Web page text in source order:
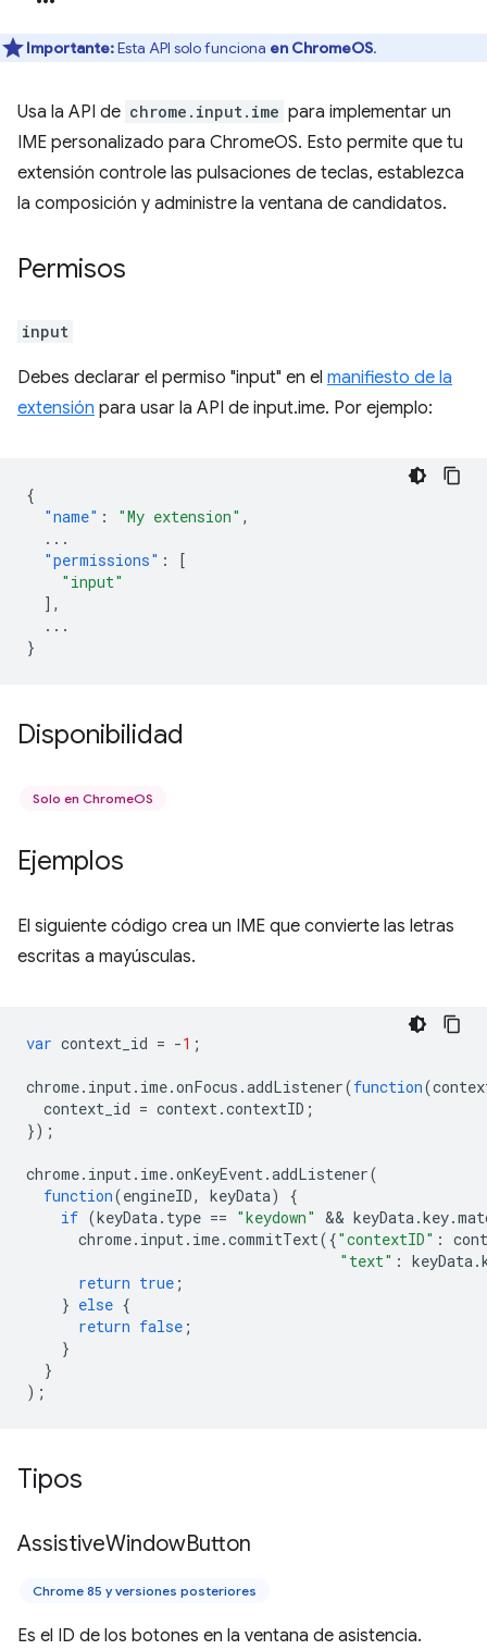
Importante:Esta API solo funciona en ChromeOS.
Usa la API de chrome.input.ime para implementar un
IME personalizado para ChromeOS. Esto permite que tu
extensión controle las pulsaciones de teclas, establezca
la composición y administre la ventana de candidatos.
Permisos
input
Debes declarar el permiso "input" en el manifiesto de la
extensión para usar la API de input.ime. Por ejemplo:
{
"name" : "My extension" ,
...
"permissions" :
[
"input"
],
...
}
Disponibilidad
Solo en ChromeOS
Ejemplos
El siguiente código crea un IME que convierte las letras
escritas a mayúsculas.
var context_id = -1 ;
chrome. input. ime.onFocus .addListener(function(
context_id = context.contextID ;
});
chrome. input. ime.onKeyEvent.addListener(
function(engineID, keyData)
{
if (keyData. type == "keydown" && keyData.key.
chrome. input. ime.commitText({"contextID" :
"text" : keyData.
return true ;
} else {
return false ;
}
}
);
Tipos
AssistiveWindowButton
Chrome 85 y versiones posteriores
Es el ID de los botones en la ventana de asistencia.